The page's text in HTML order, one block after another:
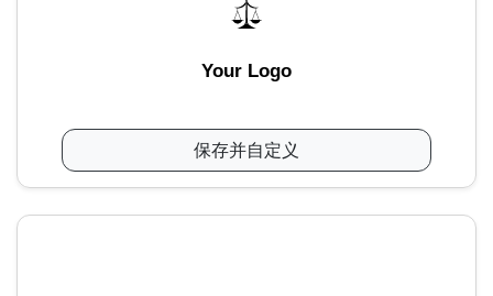
Your Logo
保存并自定义